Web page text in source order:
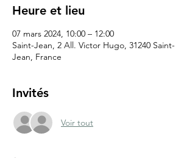
Heure et lieu
07 mars 2024, 10:00 – 12:00
Saint-Jean, 2 All. Victor Hugo, 31240 Saint-
Jean, France
Invités
Voir tout